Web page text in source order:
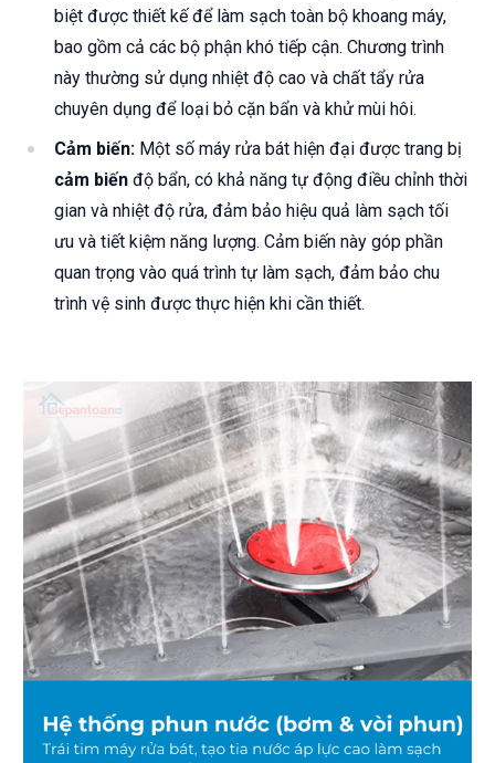
biệt được thiết kế để làm sạch toàn bộ khoang máy,
bao gồm cả các bộ phận khó tiếp cận. Chương trình
này thường sử dụng nhiệt độ cao và chất tẩy rửa
chuyên dụng để loại bỏ cặn bẩn và khử mùi hôi.
Cảm biến: Một số máy rửa bát hiện đại được trang bị
cảm biến độ bẩn, có khả năng tự động điều chỉnh thời
gian và nhiệt độ rửa, đảm bảo hiệu quả làm sạch tối
ưu và tiết kiệm năng lượng. Cảm biến này góp phần
quan trọng vào quá trình tự làm sạch, đảm bảo chu
trình vệ sinh được thực hiện khi cần thiết.